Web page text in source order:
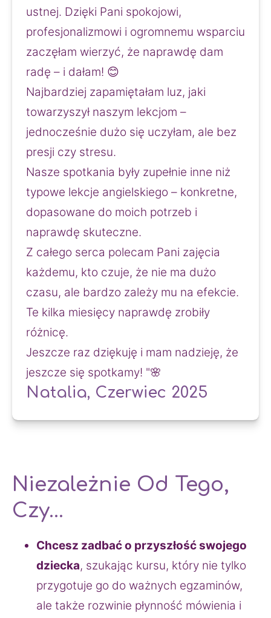
Natalia, Czerwiec 2025
ustnej. Dzięki Pani spokojowi,
profesjonalizmowi i ogromnemu wsparciu
zaczęłam wierzyć, że naprawdę dam
radę – i dałam! 😊
Najbardziej zapamiętałam luz, jaki
towarzyszył naszym lekcjom –
jednocześnie dużo się uczyłam, ale bez
presji czy stresu.
Nasze spotkania były zupełnie inne niż
typowe lekcje angielskiego – konkretne,
dopasowane do moich potrzeb i
naprawdę skuteczne.
Z całego serca polecam Pani zajęcia
każdemu, kto czuje, że nie ma dużo
czasu, ale bardzo zależy mu na efekcie.
Te kilka miesięcy naprawdę zrobiły
różnicę.
Jeszcze raz dziękuję i mam nadzieję, że
jeszcze się spotkamy! "🌸
Niezależnie Od Tego,
Czy…
Chcesz zadbać o przyszłość swojego
dziecka, szukając kursu, który nie tylko
przygotuje go do ważnych egzaminów,
ale także rozwinie płynność mówienia i